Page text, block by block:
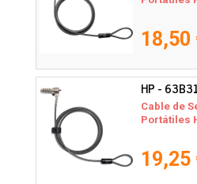
18,50
HP -
Cable de
Portátiles
19,25